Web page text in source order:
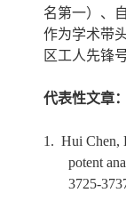
名第一）、
作为学术带
区工人先锋
代表性文章：
1. Hui Chen,
potent
3725-